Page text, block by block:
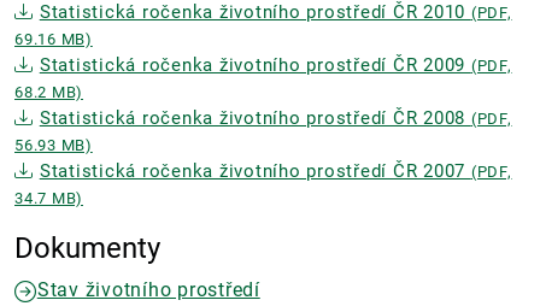
Statistická ročenka životního prostředí ČR 2010 (PDF,
69.16 MB)
Statistická ročenka životního prostředí ČR 2009 (PDF,
68.2 MB)
Statistická ročenka životního prostředí ČR 2008 (PDF,
56.93 MB)
Statistická ročenka životního prostředí ČR 2007 (PDF,
34.7 MB)
Dokumenty
Stav životního prostředí